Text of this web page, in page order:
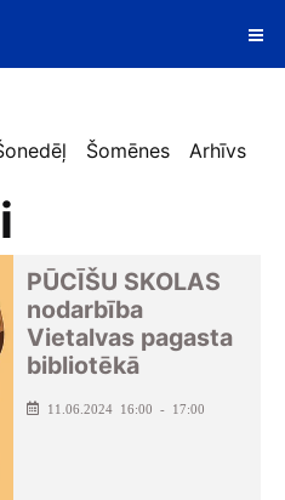
Šomēnes Arhīvs
PŪCĪŠU SKOLAS
nodarbība
Vietalvas pagasta
bibliotēkā
11.06.2024 16:00 - 17:00